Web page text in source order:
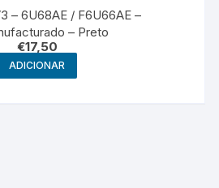
– 6U68AE / F6U66AE –
– Preto
€17,50
ADICIONAR